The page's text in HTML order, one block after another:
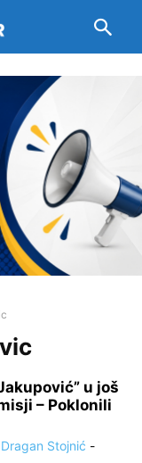
u još
– Poklonili
Dragan Stojnić -